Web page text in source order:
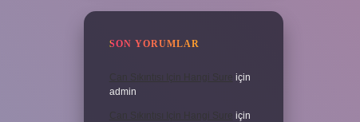
SON YORUMLAR
Can Sıkıntısı Için Hangi Sure için
admin
Can Sıkıntısı Için Hangi Sure için